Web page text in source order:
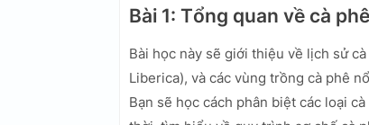
Bài 1: Tổng quan về cà phê
Bài học này sẽ giới thiệu về lịch sử
Liberica), và các vùng trồng cà phê
Bạn sẽ học cách phân biệt các loại